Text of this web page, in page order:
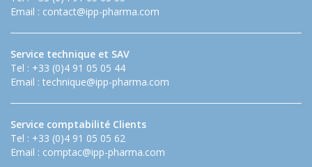
Email : contact@ipp-pharma.com
Service technique et SAV
Tel : +33 (0)4 91 05 05 44
Email : technique@ipp-pharma.com
Service comptabilité Clients
Tel : +33 (0)4 91 05 05 62
Email : comptac@ipp-pharma.com